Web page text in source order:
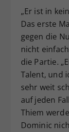
„Er ist in
Das erste
gegen die
nicht
die Partie.
Talent, und
sehr weit
auf jeden
Thiem
Dominic